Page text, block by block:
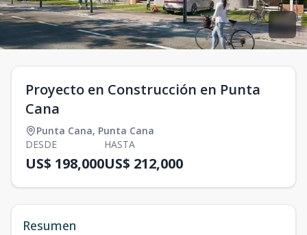
Proyecto en Construcción en Punta
Cana
Punta Cana, Punta Cana
DESDE
US$ 198,000
HASTA
US$ 212,000
Resumen